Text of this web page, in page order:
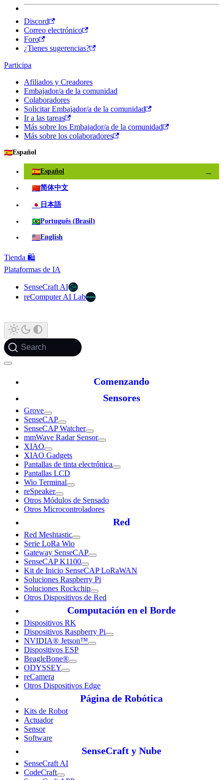
Discord
Correo electrónico
Foro
¿Tienes sugerencias?
Participa
Afiliados y Creadores
Embajador/a de la comunidad
Colaboradores
Solicitar Embajador/a de la comunidad
Ir a las tareas
Más sobre los Embajador/a de la comunidad
Más sobre los colaboradores
🇪🇸Español
🇪🇸Español
🇨🇳简体中文
🇯🇵 日本語
🇧🇷Português (Brasil)
🇺🇸English
Tienda 🛍️
Plataformas de IA
SenseCraft AI
reComputer AI Lab
Search
Comenzando
Sensores
Grove
SenseCAP
SenseCAP Watcher
mmWave Radar Sensor
XIAO
XIAO Gadgets
Pantallas de tinta electrónica
Pantallas LCD
Wio Terminal
reSpeaker
Otros Módulos de Sensado
Otros Microcontroladores
Red
Red Meshtastic
Serie LoRa Wio
Gateway SenseCAP
SenseCAP K1100
Kit de Inicio SenseCAP LoRaWAN
Soluciones Raspberry Pi
Soluciones Rockchip
Otros Dispositivos de Red
Computación en el Borde
Dispositivos RK
Dispositivos Raspberry Pi
NVIDIA® Jetson™
Dispositivos ESP
BeagleBone®
ODYSSEY
reCamera
Otros Dispositivos Edge
Página de Robótica
Kits de Robot
Actuador
Sensor
Software
SenseCraft y Nube
SenseCraft AI
CodeCraft